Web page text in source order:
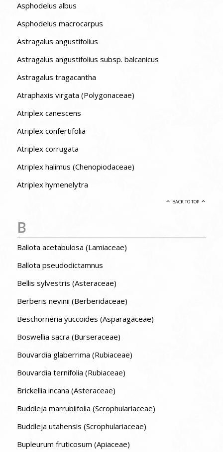
Asphodelus albus
Asphodelus macrocarpus
Astragalus angustifolius
Astragalus angustifolius subsp. balcanicus
Astragalus tragacantha
Atraphaxis virgata (Polygonaceae)
Atriplex canescens
Atriplex confertifolia
Atriplex corrugata
Atriplex halimus (Chenopiodaceae)
Atriplex hymenelytra
BACK TO TOP
B
Ballota acetabulosa (Lamiaceae)
Ballota pseudodictamnus
Bellis sylvestris (Asteraceae)
Berberis nevinii (Berberidaceae)
Beschorneria yuccoides (Asparagaceae)
Boswellia sacra (Burseraceae)
Bouvardia glaberrima (Rubiaceae)
Bouvardia ternifolia (Rubiaceae)
Brickellia incana (Asteraceae)
Buddleja marrubiifolia (Scrophulariaceae)
Buddleja utahensis (Scrophulariaceae)
Bupleurum fruticosum (Apiaceae)